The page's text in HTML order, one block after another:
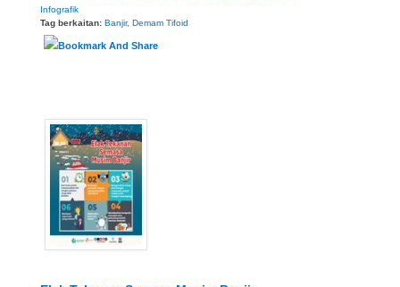
Infografik
Tag berkaitan: Banjir, Demam Tifoid